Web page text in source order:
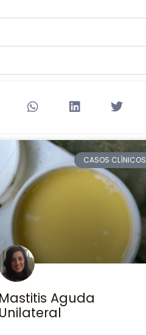
CASOS CLÍNICOS
Mastitis Aguda
Unilateral